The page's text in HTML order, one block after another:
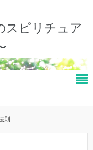
スピリチュア
則